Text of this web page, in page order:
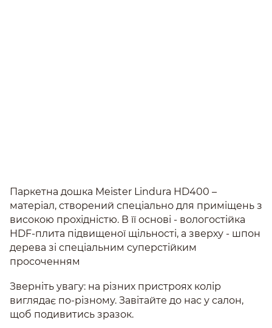
Паркетна дошка Meister Lindura HD400 –
матеріал, створений спеціально для приміщень з
високою прохідністю. В її основі - вологостійка
HDF-плита підвищеної щільності, а зверху - шпон
дерева зі спеціальним суперстійким
просоченням
Зверніть увагу: на різних пристроях колір
виглядає по-різному. Завітайте до нас у салон,
щоб подивитись зразок.